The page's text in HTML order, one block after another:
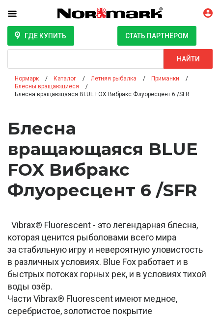
ГДЕ КУПИТЬ СТАТЬ ПАРТНЁРОМ
НАЙТИ
Нормарк Каталог Летняя рыбалка
Приманки
Блесны вращающиеся
Блесна вращающаяся BLUE FOX Вибракс Флуоресцент 6 /SFR
Блесна
вращающаяся BLUE
FOX Вибракс
Флуоресцент 6 /SFR
Vibrax® Fluorescent - это легендарная блесна,
которая ценится рыболовами всего мира
за стабильную игру и невероятную уловистость
в различных условиях. Blue Fox работает и в
быстрых потоках горных рек, и в условиях тихой
воды озёр.
Части Vibrax® Fluorescent имеют медное,
серебристое, золотистое покрытие